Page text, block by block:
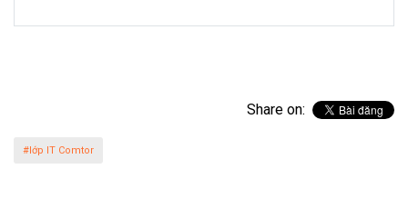
Share on:
#lớp IT Comtor